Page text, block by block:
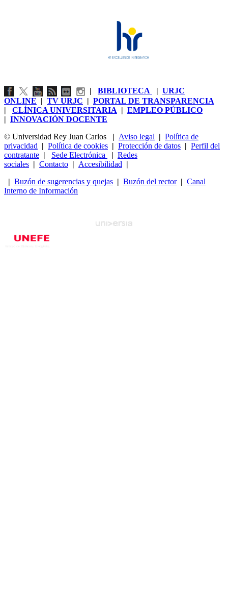
| BIBLIOTECA | URJC
ONLINE | TV URJC | PORTAL DE TRANSPARENCIA
| CLÍNICA UNIVERSITARIA | EMPLEO PÚBLICO
| INNOVACIÓN DOCENTE
© Universidad Rey Juan Carlos
| Aviso legal | Política de
privacidad | Política de cookies | Protección de datos | Perfil del
contratante | Sede Electrónica | Redes
sociales | Contacto | Accesibilidad |
| Buzón de sugerencias y quejas | Buzón del rector| Canal
Interno de Información